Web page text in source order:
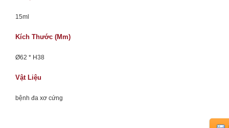
15ml
Kích Thước (mm)
Ø62 * H38
Vật Liệu
bệnh đa xơ cứng